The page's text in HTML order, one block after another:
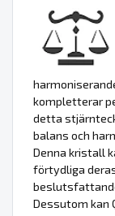
kompletterar
detta
balans och
Denna kristall
förtydliga
Dessutom kan